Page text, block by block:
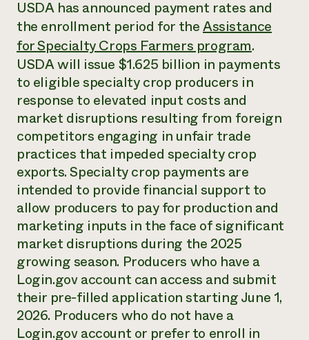
Informes anuales y financieros
Historias de impacto
Informe de
impacto 2024
LEER EL INFORME
Latinos en la agricultura
Sistemas alimentarios locales
Agricultura urbana
Las mujeres en la agricultura
Evento anual de reciclaje de productos electrónicos
Programa de descuentos de NorthWestern Energy
Servicios energéticos comerciales
Servicios energéticos residenciales
LIHEAP
Centro de intercambio de información AgriSolar
Blog
Podcasts
Publicaciones
Cursos cortos
Vídeos
Oportunidades de financiación
Noticias
Internship Hub
Buscar prácticas
Contratar a un becario
Asociaciones empresariales
Donar
Donaciones planificadas
Boletín
Consultas de los medios de comunicación
Todos
contribuyen a la
resiliencia de la
comunidad.
DONAR AHORA
USDA has announced payment rates and
the enrollment period for theAssistance
for Specialty Crops Farmers program.
USDA will issue $1.625 billion in payments
to eligible specialty crop producers in
response to elevated input costs and
market disruptions resulting from foreign
competitors engaging in unfair trade
practices that impeded specialty crop
exports. Specialty crop payments are
intended to provide financial support to
allow producers to pay for production and
marketing inputs in the face of significant
market disruptions during the 2025
growing season. Producers who have a
Login.gov account can access and submit
their pre-filled application starting June 1,
2026. Producers who do not have a
Login.gov account or prefer to enroll in